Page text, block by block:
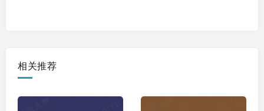
相关推荐